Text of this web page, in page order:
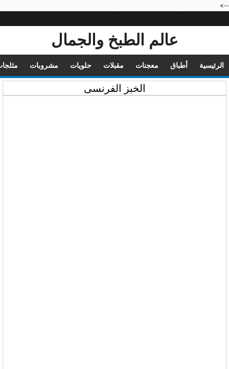
-->
عالم الطبخ والجمال
الرئيسية أطباق معجنات مقبلات حلويات مشروبات
الخبز الفرنسى